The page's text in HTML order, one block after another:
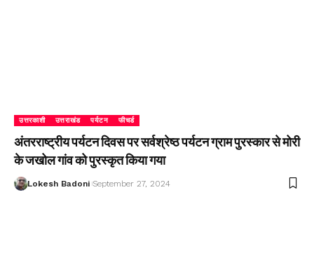
उत्तरकाशी उत्तराखंड पर्यटन फीचर्ड
अंतरराष्ट्रीय पर्यटन दिवस पर सर्वश्रेष्ठ पर्यटन ग्राम पुरस्कार से मोरी
के जखोल गांव को पुरस्कृत किया गया
Lokesh Badoni September 27, 2024